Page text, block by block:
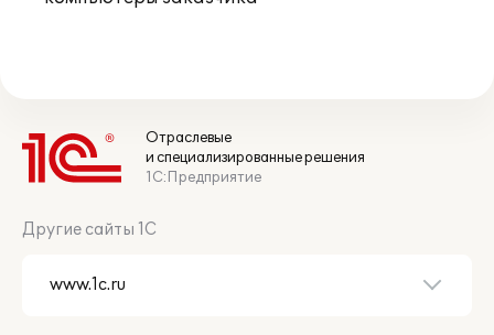
Отраслевые
и специализированные решения
1С:Предприятие
Другие сайты 1С